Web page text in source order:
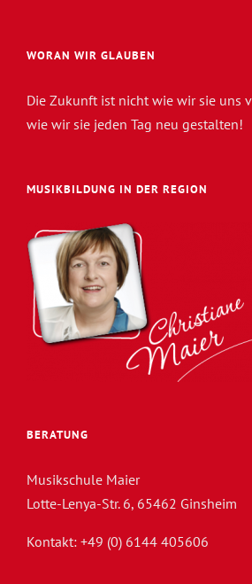
WORAN WIR GLAUBEN
Die Zukunft ist nicht wie wir sie uns
wie wir sie jeden Tag neu gestalten!
MUSIKBILDUNG IN DER REGION
BERATUNG
Musikschule Maier
Lotte-Lenya-Str. 6, 65462 Ginsheim
Kontakt: +49 (0) 6144 405606